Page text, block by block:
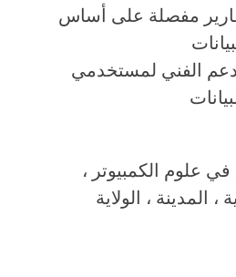
مفصلة على أساس
الفني لمستخدمي
علوم الكمبيوتر ،
، المدينة ، الولاية